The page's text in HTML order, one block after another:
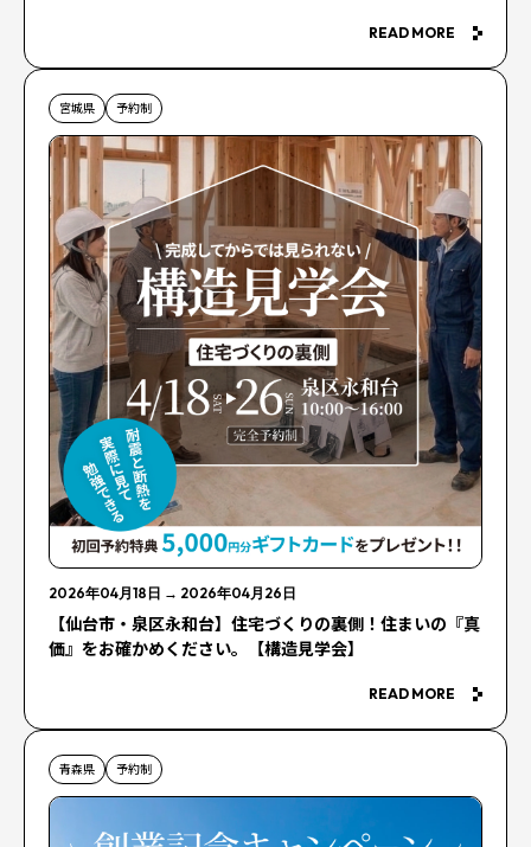
READ MORE
宮城県 予約制
2026年04月18日 → 2026年04月26日
【仙台市・泉区永和台】住宅づくりの裏側！住まいの『真
価』をお確かめください。【構造見学会】
READ MORE
青森県 予約制